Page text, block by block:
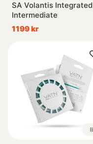
SA Volantis Integrated
Intermediate
1199 kr